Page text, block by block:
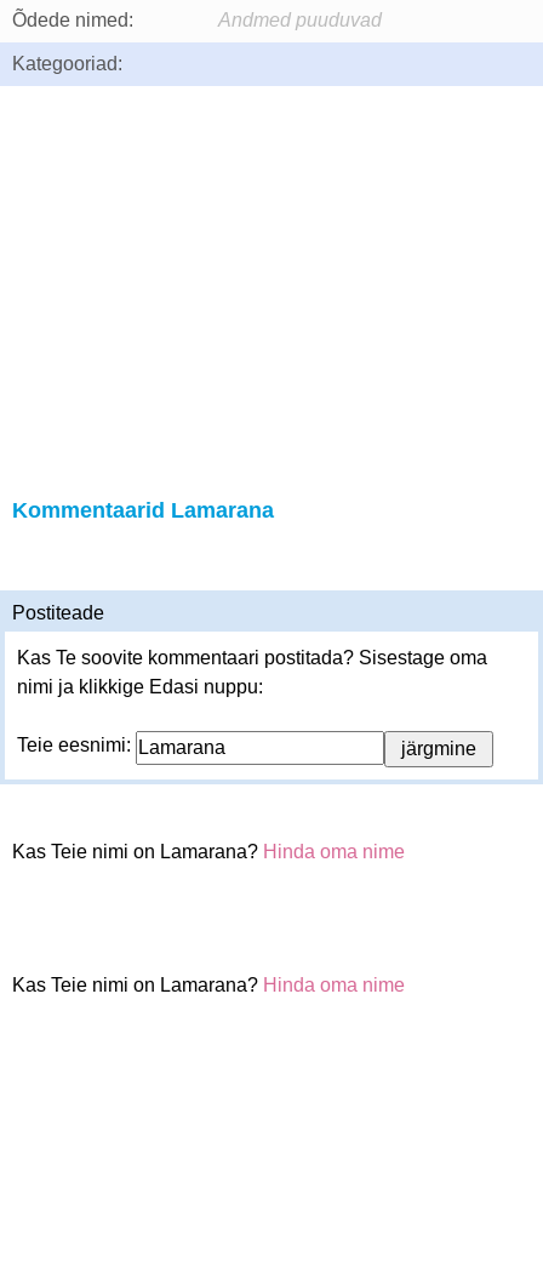
Õdede nimed: Andmed puuduvad
Kategooriad:
Kommentaarid Lamarana
Postiteade
Kas Te soovite kommentaari postitada? Sisestage oma
nimi ja klikkige Edasi nuppu:
Teie eesnimi:
Kas Teie nimi on Lamarana? Hinda oma nime
Kas Teie nimi on Lamarana? Hinda oma nime